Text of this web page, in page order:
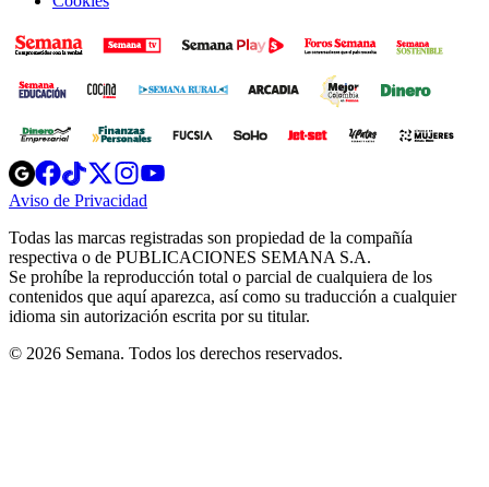
Opens
in
new
Opens
in
new
Opens
in
new
window
Opens
new
windowwindow
Aviso de Privacidad
new
window
Todas las marcas registradas son propiedad de la compañía
respectiva o de PUBLICACIONES SEMANA S.A.
Se prohíbe la reproducción total o parcial de cualquiera de los
contenidos que aquí aparezca, así como su traducción a cualquier
idioma sin autorización escrita por su titular.
© 2026 Semana. Todos los derechos reservados.